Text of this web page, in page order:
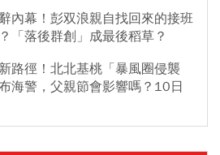
內幕！彭双浪親自找回來的接班
「落後群創」成最後稻草？
路徑！北北基桃「暴風圈侵襲
海警，父親節會影響嗎？10日